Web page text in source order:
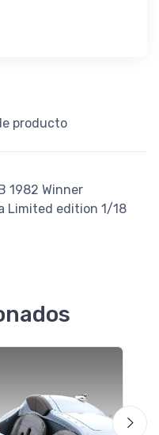
producto
1982 Winner
Limited edition 1/18